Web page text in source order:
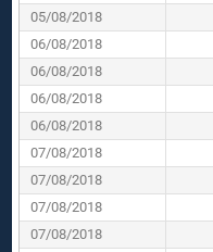
05/08/2018
06/08/2018
06/08/2018
06/08/2018
06/08/2018
07/08/2018
07/08/2018
07/08/2018
07/08/2018